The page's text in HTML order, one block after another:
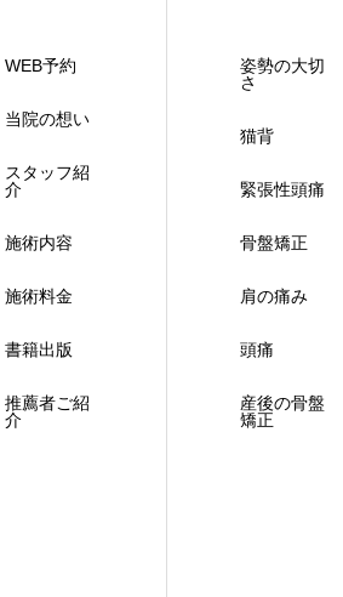
WEB予約
当院の想い
スタッフ紹
介
施術内容
施術料金
書籍出版
推薦者ご紹
介
姿勢の大切
さ
猫背
緊張性頭痛
骨盤矯正
肩の痛み
頭痛
産後の骨盤
矯正